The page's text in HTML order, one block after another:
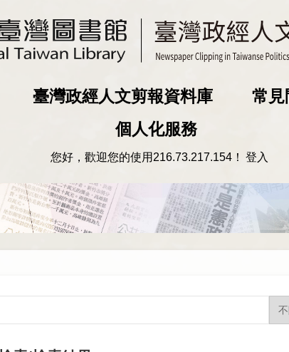
臺灣政經人文剪報資料庫 常見
個人化服務
您好，歡迎您的使用 216.73.217.154 ！ 登入